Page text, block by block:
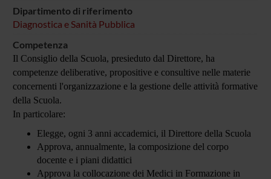
Dipartimento di riferimento
Diagnostica e Sanità Pubblica
Competenza
Il Consiglio della Scuola, presieduto dal Direttore, ha
competenze deliberative, propositive e consultive nelle materie
concernenti l'organizzazione e la gestione delle attività formative
della Scuola.
In particolare:
Elegge, ogni 3 anni accademici, il Direttore della Scuola
Approva, annualmente, la composizione del corpo
docente e i piani didattici
Approva la collocazione dei Medici in Formazione in